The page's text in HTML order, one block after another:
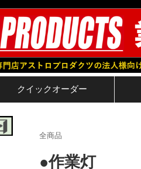
クイックオーダー
全商品
●作業灯